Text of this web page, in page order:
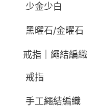
少金少白
黑曜石/金曜石
戒指｜繩結編織
戒指
手工繩結編織